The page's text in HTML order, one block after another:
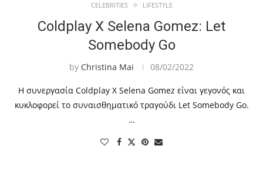
CELEBRITIES LIFESTYLE
Coldplay X Selena Gomez: Let
Somebody Go
by Christina Mai 08/02/2022
Η συνεργασία Coldplay X Selena Gomez είναι γεγονός και
κυκλοφορεί το συναισθηματικό τραγούδι Let Somebody Go.
…